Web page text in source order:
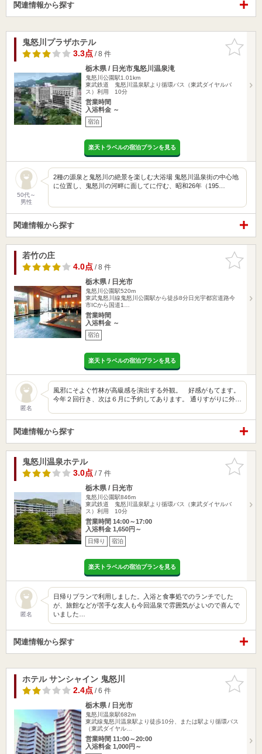
関連情報から探す
お気に入
りに追加
鬼怒川プラザホテル
3.3点/ 8 件
栃木県 / 日光市鬼怒川温泉滝
鬼怒川公園駅1.01km
東武鉄道 鬼怒川温泉駅より循環バス（東武ダイヤルバ
ス）利用 10分
営業時間
入浴料金 ～
宿泊
楽天トラベルの宿泊プランを見る
50代～
男性
2種の源泉と鬼怒川の絶景を楽しむ大浴場 鬼怒川温泉街の中心地
に位置し、鬼怒川の河畔に面してに佇む、昭和26年（195…
関連情報から探す
お気に入
りに追加
若竹の庄
4.0点/ 8 件
栃木県 / 日光市
鬼怒川公園駅520m
東武鬼怒川線鬼怒川公園駅から徒歩8分日光宇都宮道路今
市ICから国道1…
営業時間
入浴料金 ～
宿泊
楽天トラベルの宿泊プランを見る
匿名
風邪にそよぐ竹林が高級感を演出する外観。 好感がもてます。
今年２回行き、次は６月に予約してあります。 通りすがりに外…
関連情報から探す
お気に入
りに追加
鬼怒川温泉ホテル
3.0点/ 7 件
栃木県 / 日光市
鬼怒川公園駅846m
東武鉄道 鬼怒川温泉駅より循環バス（東武ダイヤルバ
ス）利用 10分
営業時間 14:00～17:00
入浴料金 1,650円～
日帰り 宿泊
楽天トラベルの宿泊プランを見る
匿名
日帰りプランで利用しました。入浴と食事処でのランチでした
が、旅館などが苦手な友人も今回温泉で雰囲気がよいので喜んで
いました…
関連情報から探す
お気に入
りに追加
ホテル サンシャイン 鬼怒川
2.4点/ 6 件
栃木県 / 日光市
鬼怒川温泉駅682m
東武線鬼怒川温泉駅より徒歩10分、または駅より循環バス
（東武ダイヤル…
営業時間 11:00～20:00
入浴料金 1,000円～